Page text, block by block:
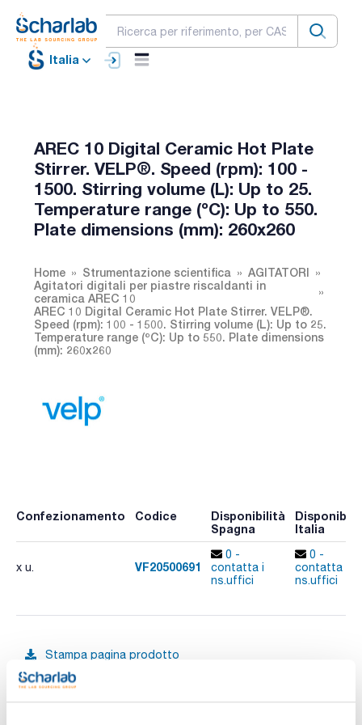
Italia
AREC 10 Digital Ceramic Hot Plate
Stirrer. VELP®. Speed (rpm): 100 -
1500. Stirring volume (L): Up to 25.
Temperature range (ºC): Up to 550.
Plate dimensions (mm): 260x260
Home Strumentazione scientifica
AGITATORI
Agitatori digitali per piastre riscaldanti in
ceramica AREC 10
AREC 10 Digital Ceramic Hot Plate Stirrer. VELP®.
Speed (rpm): 100 - 1500. Stirring volume (L): Up to 25.
Temperature range (ºC): Up to 550. Plate dimensions
(mm): 260x260
Confezionamento Codice
Disponibilità
Spagna
Italia
x u. VF20500691
0 -
contatta i
ns.uffici
0 -
contatta i
ns.uffici
Stampa pagina prodotto
Modello : AREC 10 Dig.
Volume di agitazione (l) : Fino a 25